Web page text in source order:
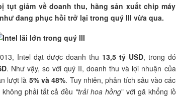
tụt giảm về doanh thu, hãng sản xuất chip máy
đang phục hồi trở lại trong quý III vừa qua.
Intel đạt được doanh thu 13,5 tỷ USD, trong đó
. Như vậy, so với quý II, doanh thu và lợi nhuận của
lượt là 5% và 48%. Tuy nhiên, phân tích sâu vào các
phải tất cả đều "trải hoa hồng" với gã khổng lồ